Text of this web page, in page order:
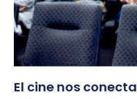
El cine nos conecta